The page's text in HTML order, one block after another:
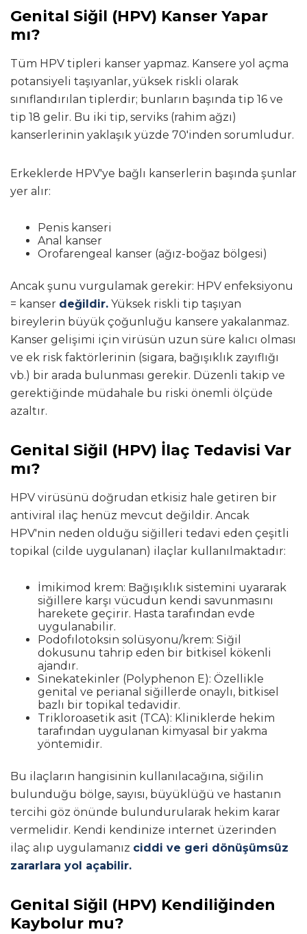
Genital Siğil (HPV) Kanser Yapar
mı?
Tüm HPV tipleri kanser yapmaz. Kansere yol açma
potansiyeli taşıyanlar, yüksek riskli olarak
sınıflandırılan tiplerdir; bunların başında tip 16 ve
tip 18 gelir. Bu iki tip, serviks (rahim ağzı)
kanserlerinin yaklaşık yüzde 70'inden sorumludur.
Erkeklerde HPV'ye bağlı kanserlerin başında şunlar
yer alır:
Penis kanseri
Anal kanser
Orofarengeal kanser (ağız-boğaz bölgesi)
Ancak şunu vurgulamak gerekir: HPV enfeksiyonu
= kanser değildir. Yüksek riskli tip taşıyan
bireylerin büyük çoğunluğu kansere yakalanmaz.
Kanser gelişimi için virüsün uzun süre kalıcı olması
ve ek risk faktörlerinin (sigara, bağışıklık zayıflığı
vb.) bir arada bulunması gerekir. Düzenli takip ve
gerektiğinde müdahale bu riski önemli ölçüde
azaltır.
Genital Siğil (HPV) İlaç Tedavisi Var
mı?
HPV virüsünü doğrudan etkisiz hale getiren bir
antiviral ilaç henüz mevcut değildir. Ancak
HPV'nin neden olduğu siğilleri tedavi eden çeşitli
topikal (cilde uygulanan) ilaçlar kullanılmaktadır:
İmikimod krem: Bağışıklık sistemini uyararak
siğillere karşı vücudun kendi savunmasını
harekete geçirir. Hasta tarafından evde
uygulanabilir.
Podofılotoksin solüsyonu/krem: Siğil
dokusunu tahrip eden bir bitkisel kökenli
ajandır.
Sinekatekinler (Polyphenon E): Özellikle
genital ve perianal siğillerde onaylı, bitkisel
bazlı bir topikal tedavidir.
Trikloroasetik asit (TCA): Kliniklerde hekim
tarafından uygulanan kimyasal bir yakma
yöntemidir.
Bu ilaçların hangisinin kullanılacağına, siğilin
bulunduğu bölge, sayısı, büyüklüğü ve hastanın
tercihi göz önünde bulundurularak hekim karar
vermelidir. Kendi kendinize internet üzerinden
ilaç alıp uygulamanız ciddi ve geri dönüşümsüz
zararlara yol açabilir.
Genital Siğil (HPV) Kendiliğinden
Kaybolur mu?